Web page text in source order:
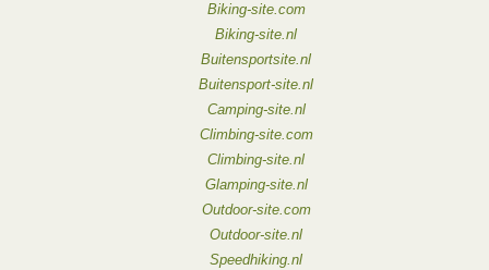
Biking-site.com
Biking-site.nl
Buitensportsite.nl
Buitensport-site.nl
Camping-site.nl
Climbing-site.com
Climbing-site.nl
Glamping-site.nl
Outdoor-site.com
Outdoor-site.nl
Speedhiking.nl